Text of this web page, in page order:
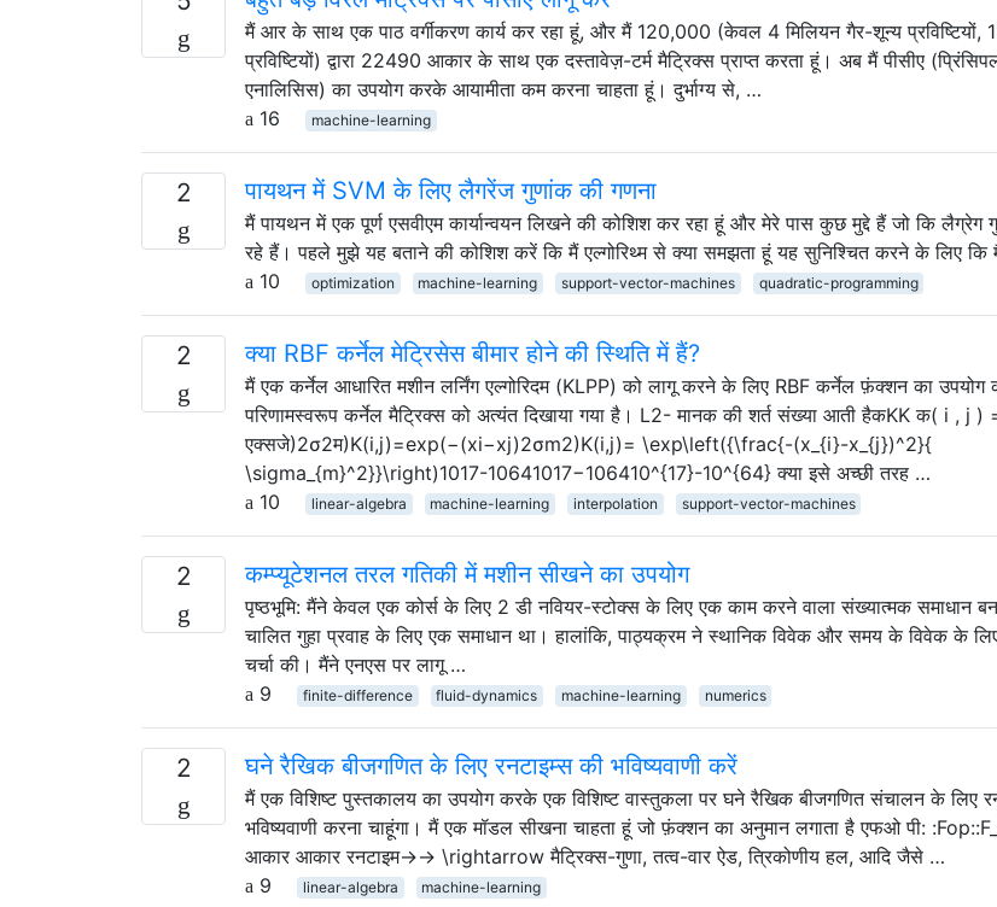
मैं आर के साथ एक पाठ वर्गीकरण कार्य कर रहा हूं, और मैं 120,000 (केवल 4 मिलियन गैर-शून्य प्रविष्टियों,
प्रविष्टियों) द्वारा 22490 आकार के साथ एक दस्तावेज़-टर्म मैट्रिक्स प्राप्त करता हूं। अब मैं पीसीए
एनालिसिस) का उपयोग करके आयामीता कम करना चाहता हूं। दुर्भाग्य से, …
16
machine-learning
2 पायथन में SVM के लिए लैगरेंज गुणांक की गणना
मैं पायथन में एक पूर्ण एसवीएम कार्यान्वयन लिखने की कोशिश कर रहा हूं और मेरे पास कुछ मुद्दे हैं जो कि लैग्रेग
रहे हैं। पहले मुझे यह बताने की कोशिश करें कि मैं एल्गोरिथ्म से क्या समझता हूं यह सुनिश्चित करने के लिए कि
10
optimization machine-learning support-vector-machines quadratic-programming
2 क्या RBF कर्नेल मेट्रिसेस बीमार होने की स्थिति में हैं?
मैं एक कर्नेल आधारित मशीन लर्निंग एल्गोरिदम (KLPP) को लागू करने के लिए RBF कर्नेल फ़ंक्शन का
परिणामस्वरूप कर्नेल मैट्रिक्स को अत्यंत दिखाया गया है। L2- मानक की शर्त संख्या आती हैकKK क( i , j
एक्सजे)2σ2म)K(i,j)=exp⁡(−(xi−xj)2σm2)K(i,j)= \exp\left({\frac{-(x_{i}-x_{j})^2}{
\sigma_{m}^2}}\right)1017-10641017−106410^{17}-10^{64} क्या इसे अच्छी तरह …
10
linear-algebra machine-learning interpolation support-vector-machines
2 कम्प्यूटेशनल तरल गतिकी में मशीन सीखने का उपयोग
पृष्ठभूमि: मैंने केवल एक कोर्स के लिए 2 डी नवियर-स्टोक्स के लिए एक काम करने वाला संख्यात्मक समाधान
चालित गुहा प्रवाह के लिए एक समाधान था। हालांकि, पाठ्यक्रम ने स्थानिक विवेक और समय के विवेक के
चर्चा की। मैंने एनएस पर लागू …
9
finite-difference fluid-dynamics machine-learning numerics
2 घने रैखिक बीजगणित के लिए रनटाइम्स की भविष्यवाणी करें
मैं एक विशिष्ट पुस्तकालय का उपयोग करके एक विशिष्ट वास्तुकला पर घने रैखिक बीजगणित संचालन के लिए
भविष्यवाणी करना चाहूंगा। मैं एक मॉडल सीखना चाहता हूं जो फ़ंक्शन का अनुमान लगाता है एफओ पी:
आकार आकार रनटाइम→→ \rightarrow मैट्रिक्स-गुणा, तत्व-वार ऐड, त्रिकोणीय हल, आदि जैसे …
9
linear-algebra machine-learning